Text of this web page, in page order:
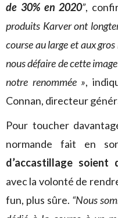
de 30% en 2020”,
produits Karver ont
course au large et aux
nous défaire de cette
notre renommée »,
Connan, directeur
Pour toucher
normande fait en
d’accastillage soient
avec la volonté de
fun, plus sûre. “Nous